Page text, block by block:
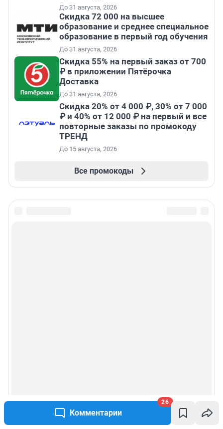
Комментарии
26
До 31 августа, 2026
Скидка 72 000 на высшее
образование и среднее специальное
образование в первый год обучения
До 31 августа, 2026
Скидка 55% на первый заказ от 700
₽ в приложении Пятёрочка
Доставка
До 31 августа, 2026
Скидка 20% от 4 000 ₽, 30% от 7 000
₽ и 40% от 12 000 ₽ на первый и все
повторные заказы по промокоду
ТРЕНД
До 15 августа, 2026
Все промокоды